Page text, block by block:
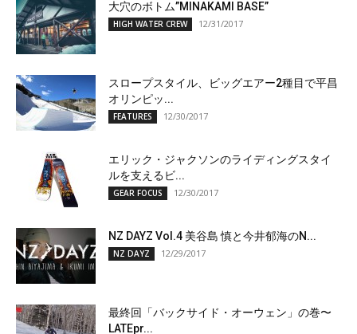
大穴のボトム”MINAKAMI BASE”
HIGH WATER CREW 12/31/2017
スロープスタイル、ビッグエアー2種目で平昌
オリンピッ...
FEATURES 12/30/2017
エリック・ジャクソンのライディングスタイ
ルを支えるビ...
GEAR FOCUS 12/30/2017
NZ DAYZ Vol.4 美谷島 慎と今井郁海のN...
NZ DAYZ 12/29/2017
最終回「バックサイド・オーウェン」の巻〜
LATEpr...